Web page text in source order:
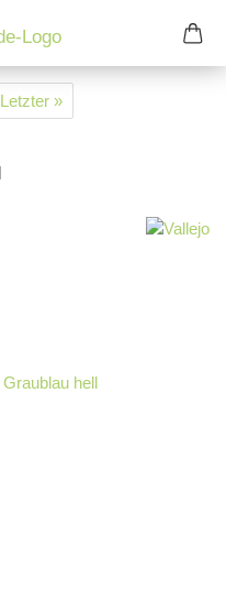
Letzter »